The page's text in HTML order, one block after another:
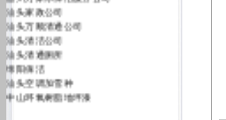
汕头家政公司
汕头万顺清通公司
汕头清洁公司
汕头清通厕所
绵阳保洁
汕头空调加雪种
中山环氧树脂地坪漆